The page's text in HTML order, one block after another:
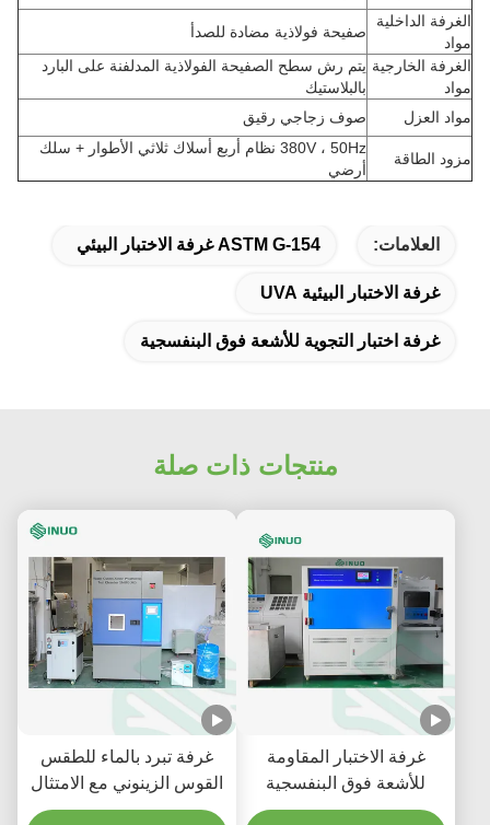
الغرفة الداخلية
مواد
صفيحة فولاذية مضادة للصدأ
الغرفة الخارجية
مواد
يتم رش سطح الصفيحة الفولاذية المدلفنة على البارد
بالبلاستيك
مواد العزل
صوف زجاجي رقيق
مزود الطاقة
380V ، 50Hz نظام أربع أسلاك ثلاثي الأطوار + سلك
أرضي
العلامات: ASTM G-154 غرفة الاختبار البيئي
غرفة الاختبار البيئية UVA
غرفة اختبار التجوية للأشعة فوق البنفسجية
منتجات ذات صلة
غرفة الاختبار المقاومة
للأشعة فوق البنفسجية
للشيخوخة المتسارعة للمواد
غرفة تبرد بالماء للطقس
القوس الزينوني مع الامتثال
لـ ISO 4892 ومساحة